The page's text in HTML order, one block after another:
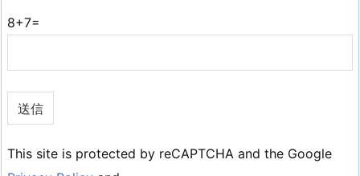
8+7=
This site is protected by reCAPTCHA and the Google